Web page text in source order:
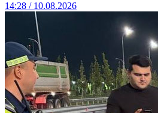
14:28 / 10.08.2026